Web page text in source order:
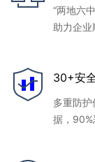
“两地六
助力企业
30+安
多重防
据，90%